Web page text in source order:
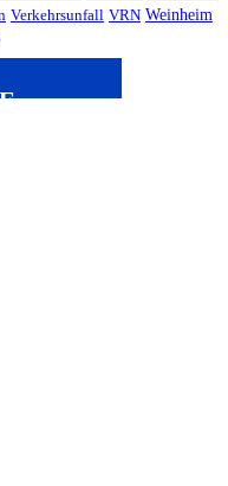
Verkehrsunfall VRN Weinheim